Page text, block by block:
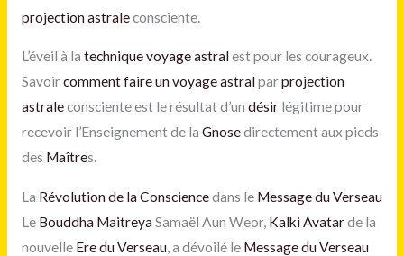
projection astraleconsciente.
L’éveil à la technique voyage astralest pour les courageux.
Savoircomment faire un voyage astralparprojection
astraleconsciente est le résultat d’un désirlégitime pour
recevoir l’Enseignement de la Gnosedirectement aux pieds
des Maîtres.
La Révolution de la Consciencedans le Message du Verseau
Le Bouddha MaitreyaSamaël Aun Weor, Kalki Avatarde la
nouvelle Ere du Verseau, a dévoilé le Message du Verseau